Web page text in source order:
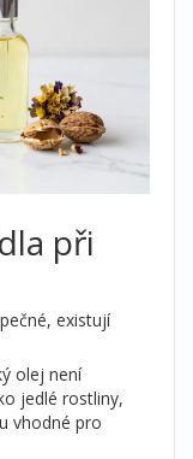
při
existují
olej není
jedlé rostliny,
vhodné pro